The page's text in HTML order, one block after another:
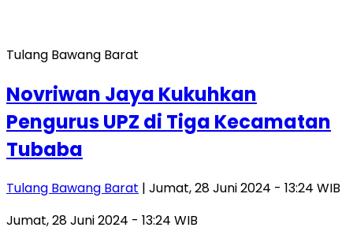
Tulang Bawang Barat
Novriwan Jaya Kukuhkan
Pengurus UPZ di Tiga Kecamatan
Tubaba
Tulang Bawang Barat | Jumat, 28 Juni 2024 - 13:24 WIB
Jumat, 28 Juni 2024 - 13:24 WIB